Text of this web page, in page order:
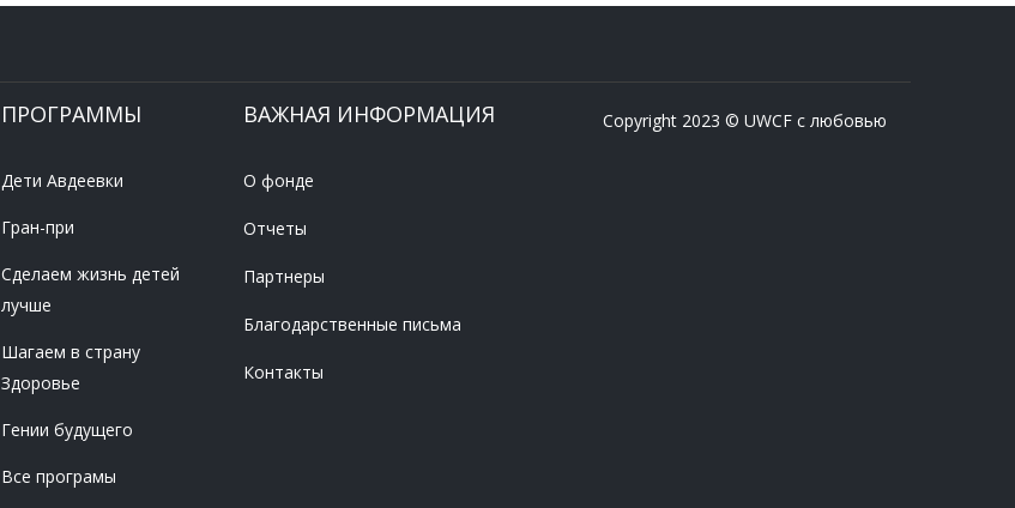
ПРОГРАММЫ
Дети Авдеевки
Гран-при
Сделаем жизнь детей
лучше
Шагаем в страну
Здоровье
Гении будущего
Все програмы
ВАЖНАЯ ИНФОРМАЦИЯ
О фонде
Отчеты
Партнеры
Благодарственные письма
Контакты
Copyright 2023 © UWCF с любовью